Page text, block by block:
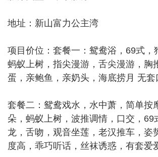
地址：新山富力公主湾
项目价位：套餐一：鸳鸯浴，69式，
蚂蚁上树，指尖漫游，舌尖漫游，胸
蛋，亲鲍鱼，亲奶头，海底捞月 无
套餐二：鸳鸯戏水，水中萧，简单按
朵，蚂蚁上树，波推调情，口交，69
龙，舌吻，观音坐莲，老汉推车，姿
度高，乖巧听话，丝袜诱惑，有套爱